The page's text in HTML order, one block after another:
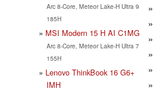
Arc 8-Core, Meteor Lake-H Ultra 9
185H
MSI Modern 15 H AI C1MG
Arc 8-Core, Meteor Lake-H Ultra 7
155H
Lenovo ThinkBook 16 G6+
IMH
»
»
»
»
»
»